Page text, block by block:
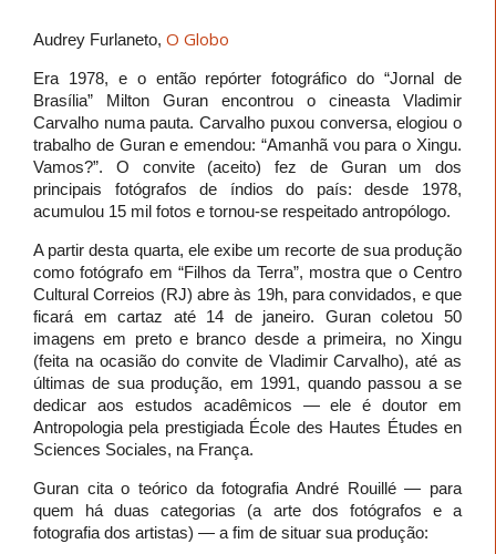
Audrey Furlaneto, O Globo
Era 1978, e o então repórter fotográfico do “Jornal de
Brasília” Milton Guran encontrou o cineasta Vladimir
Carvalho numa pauta. Carvalho puxou conversa, elogiou o
trabalho de Guran e emendou: “Amanhã vou para o Xingu.
Vamos?”. O convite (aceito) fez de Guran um dos
principais fotógrafos de índios do país: desde 1978,
acumulou 15 mil fotos e tornou-se respeitado antropólogo.
A partir desta quarta, ele exibe um recorte de sua produção
como fotógrafo em “Filhos da Terra”, mostra que o Centro
Cultural Correios (RJ) abre às 19h, para convidados, e que
ficará em cartaz até 14 de janeiro. Guran coletou 50
imagens em preto e branco desde a primeira, no Xingu
(feita na ocasião do convite de Vladimir Carvalho), até as
últimas de sua produção, em 1991, quando passou a se
dedicar aos estudos acadêmicos — ele é doutor em
Antropologia pela prestigiada École des Hautes Études en
Sciences Sociales, na França.
Guran cita o teórico da fotografia André Rouillé — para
quem há duas categorias (a arte dos fotógrafos e a
fotografia dos artistas) — a fim de situar sua produção: